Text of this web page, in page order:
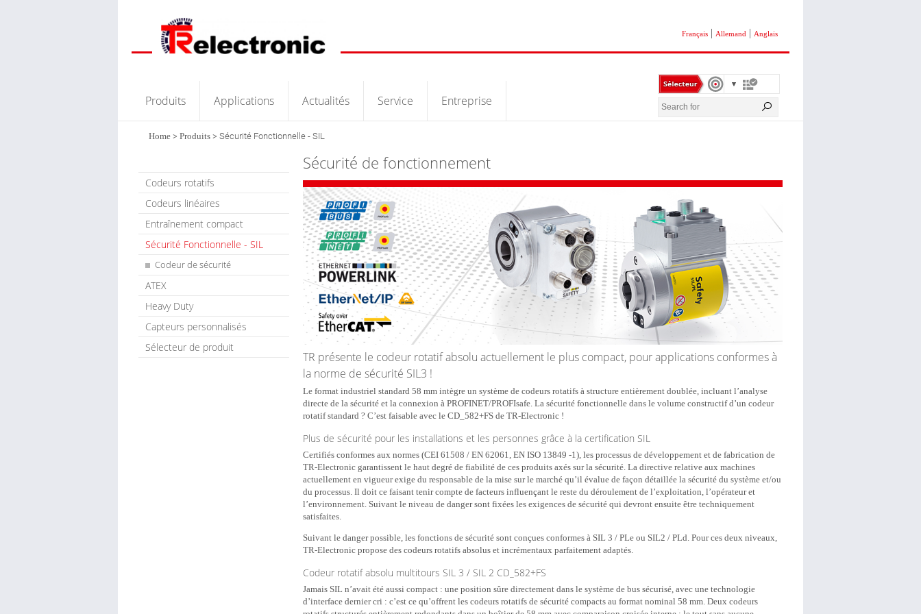
Français | Allemand | Anglais
Produits Applications Actualités Service Entreprise
Home > Produits > Sécurité Fonctionnelle - SIL
Codeurs rotatifs
Codeurs linéaires
Entraînement compact
Sécurité Fonctionnelle - SIL
Codeur de sécurité
ATEX
Heavy Duty
Capteurs personnalisés
Sélecteur de produit
Sécurité de fonctionnement
TR présente le codeur rotatif absolu actuellement le plus compact, pour applications conformes à
la norme de sécurité SIL3 !
Le format industriel standard 58 mm intègre un système de codeurs rotatifs à structure entièrement doublée, incluant l’analyse
directe de la sécurité et la connexion à PROFINET/PROFIsafe. La sécurité fonctionnelle dans le volume constructif d’un codeur
rotatif standard ? C’est faisable avec le CD_582+FS de TR-Electronic !
Plus de sécurité pour les installations et les personnes grâce à la certification SIL
Certifiés conformes aux normes (CEI 61508 / EN 62061, EN ISO 13849 -1), les processus de développement et de fabrication de
TR-Electronic garantissent le haut degré de fiabilité de ces produits axés sur la sécurité. La directive relative aux machines
actuellement en vigueur exige du responsable de la mise sur le marché qu’il évalue de façon détaillée la sécurité du système et/ou
du processus. Il doit ce faisant tenir compte de facteurs influençant le reste du déroulement de l’exploitation, l’opérateur et
l’environnement. Suivant le niveau de danger sont fixées les exigences de sécurité qui devront ensuite être techniquement
satisfaites.
Suivant le danger possible, les fonctions de sécurité sont conçues conformes à SIL 3 / PLe ou SIL2 / PLd. Pour ces deux niveaux,
TR-Electronic propose des codeurs rotatifs absolus et incrémentaux parfaitement adaptés.
Codeur rotatif absolu multitours SIL 3 / SIL 2 CD_582+FS
Jamais SIL n’avait été aussi compact : une position sûre directement dans le système de bus sécurisé, avec une technologie
d’interface dernier cri : c’est ce qu’offrent les codeurs rotatifs de sécurité compacts au format nominal 58 mm. Deux codeurs